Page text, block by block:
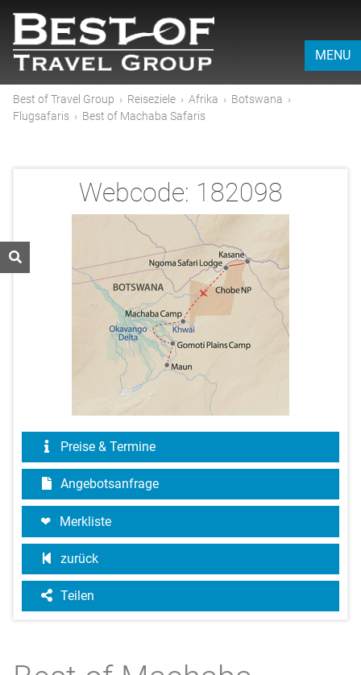
MENU
Best of Travel Group › Reiseziele › Afrika › Botswana ›
Flugsafaris › Best of Machaba Safaris
Webcode: 182098
Preise & Termine
Angebotsanfrage
Merkliste
zurück
Teilen